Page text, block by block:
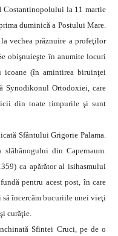
Costantinopolului la 11 martie
duminică a Postului Mare.
vechea prăznuire a profeţilor
obişnuieşte în anumite locuri
icoane (în amintirea biruinţei
Synodikonul Ortodoxiei, care
din toate timpurile şi sunt
Sfântului Grigorie Palama.
slăbănogului din Capernaum.
ca apărător al isihasmului
pentru acest post, în care
să încercăm bucuriile unei vieţi
curăţie.
Sfintei Cruci, pe de o